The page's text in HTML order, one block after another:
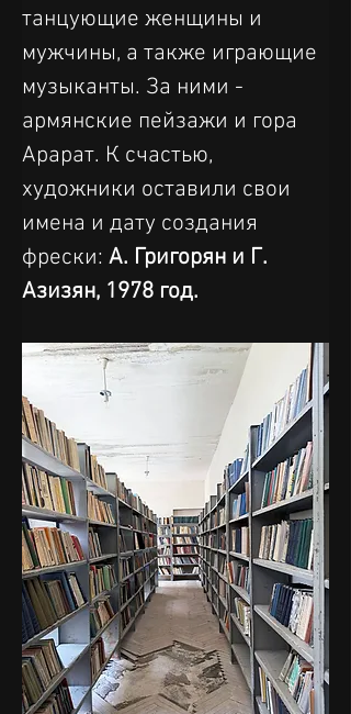
танцующие женщины и
мужчины, а также играющие
музыканты. За ними -
армянские пейзажи и гора
Арарат. К счастью,
художники оставили свои
имена и дату создания
фрески: А. Григорян и Г.
Азизян, 1978 год.